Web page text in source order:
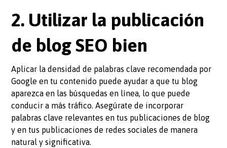
2. Utilizar la publicación
de blog SEO bien
Aplicar la densidad de palabras clave recomendada por
Google en tu contenido puede ayudar a que tu blog
aparezca en las búsquedas en línea, lo que puede
conducir a más tráfico. Asegúrate de incorporar
palabras clave relevantes en tus publicaciones de blog
y en tus publicaciones de redes sociales de manera
natural y significativa.